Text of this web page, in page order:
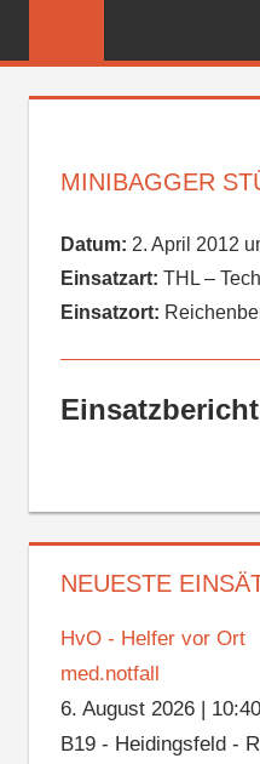
MINIBAGGER
Datum: 2. April 2012
Einsatzart: THL –
Einsatzort:
NEUESTE
HvO - Helfer vor Ort
med.notfall
6. August 2026|
B19 - Heidingsfeld -